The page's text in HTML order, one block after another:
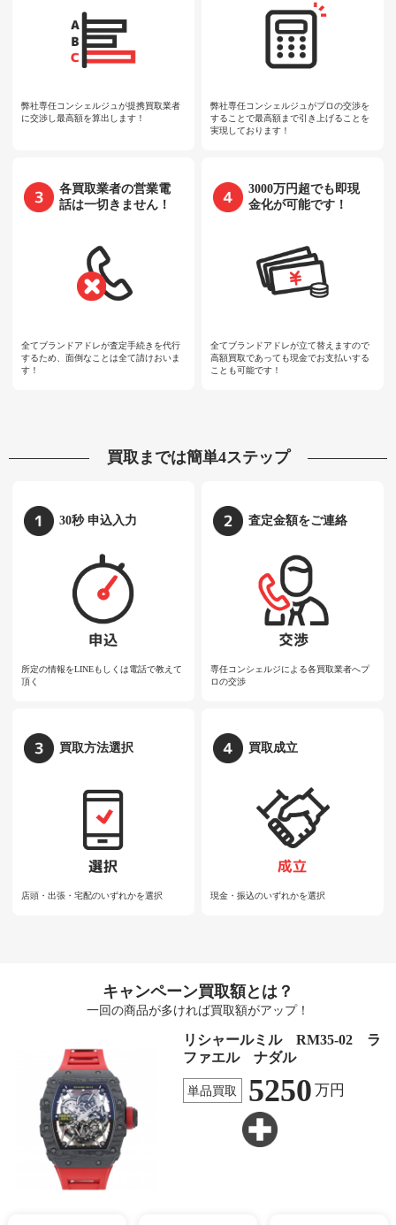
弊社専任コンシェルジュが提携買取業者
に交渉し最高額を算出します！
弊社専任コンシェルジュがプロの交渉を
することで最高額まで引き上げることを
実現しております！
各買取業者の営業電
話は一切きません！
全てブランドアドレが査定手続きを代行
するため、面倒なことは全て請けおいま
す！
3000万円超でも即現
金化が可能です！
全てブランドアドレが立て替えますので
高額買取であっても現金でお支払いする
ことも可能です！
買取までは簡単4ステップ
30秒 申込入力
所定の情報をLINEもしくは電話で教えて
頂く
査定金額をご連絡
専任コンシェルジによる各買取業者へプ
ロの交渉
買取方法選択
店頭・出張・宅配のいずれかを選択
買取成立
現金・振込のいずれかを選択
キャンペーン買取額とは？
一回の商品が多ければ買取額がアップ！
リシャールミル RM35-02 ラ
ファエル ナダル
単品買取 5250 万円